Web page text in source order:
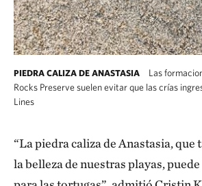
PIEDRA CALIZA DE ANASTASIA
Las
Rocks Preserve suelen evitar que las crías
Lines
“La piedra caliza de Anastasia, que
la belleza de nuestras playas,